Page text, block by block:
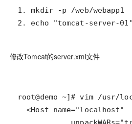
2. echo "tomcat-server-
修改Tomcat的server.xml文件